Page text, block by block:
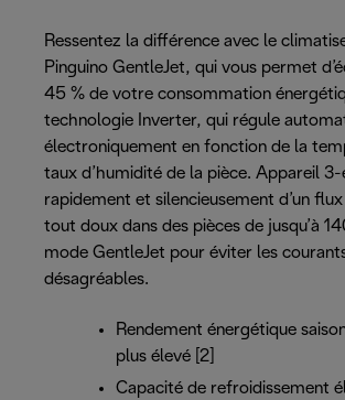
Ressentez la différence avec le
Pinguino GentleJet, qui vous permet
45 % de votre consommation
technologie Inverter, qui régule
électroniquement en fonction de la
taux d’humidité de la pièce. Appareil
rapidement et silencieusement d’un
tout doux dans des pièces de jusqu’à
mode GentleJet pour éviter les
désagréables.
Rendement énergétique
plus élevé [2]
Capacité de refroidissement